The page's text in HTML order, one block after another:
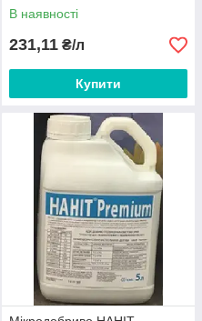
В наявності
231,11 ₴/л
Купити